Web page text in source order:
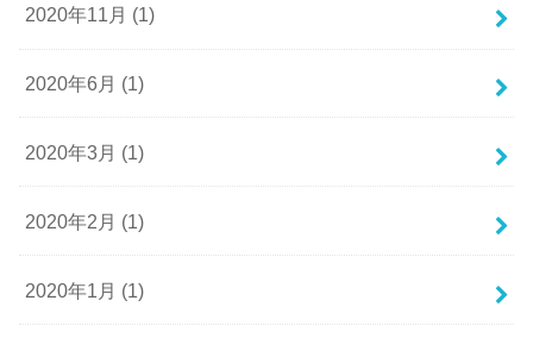
2020年11月 (1)
2020年6月 (1)
2020年3月 (1)
2020年2月 (1)
2020年1月 (1)